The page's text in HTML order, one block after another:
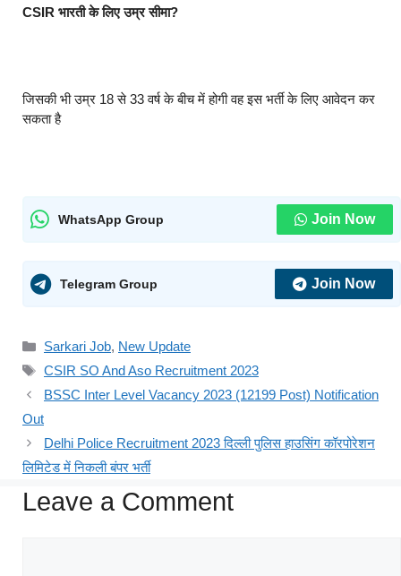
CSIR भारती के लिए उम्र सीमा?
जिसकी भी उम्र 18 से 33 वर्ष के बीच में होगी वह इस भर्ती के लिए आवेदन कर
सकता है
WhatsApp Group Join Now
Telegram Group Join Now
Sarkari Job, New Update
CSIR SO And Aso Recruitment 2023
BSSC Inter Level Vacancy 2023 (12199 Post) Notification
Out
Delhi Police Recruitment 2023 दिल्ली पुलिस हाउसिंग कॉरपोरेशन
लिमिटेड में निकली बंपर भर्ती
Leave a Comment